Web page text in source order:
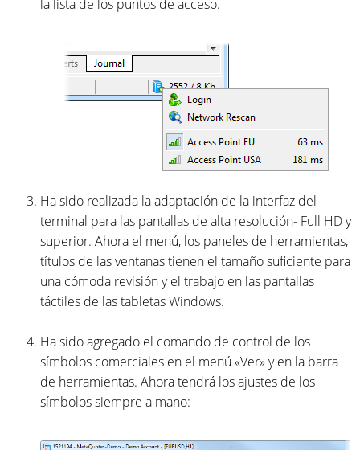
la lista de los puntos de acceso.
Ha sido realizada la adaptación de la interfaz del
terminal para las pantallas de alta resolución- Full HD y
superior. Ahora el menú, los paneles de herramientas,
títulos de las ventanas tienen el tamaño suficiente para
una cómoda revisión y el trabajo en las pantallas
táctiles de las tabletas Windows.
Ha sido agregado el comando de control de los
símbolos comerciales en el menú «Ver» y en la barra
de herramientas. Ahora tendrá los ajustes de los
símbolos siempre a mano: